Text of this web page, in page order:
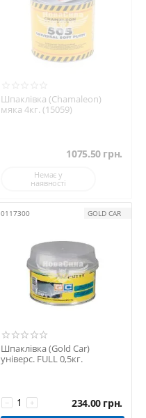
Шпаклівка (Chamaleon)
мяка 4кг. (15059)
1075.50 грн.
Немає у
наявності
0117300 GOLD CAR
Шпаклівка (Gold Car)
універс. FULL 0,5кг.
+
− 234.00 грн.